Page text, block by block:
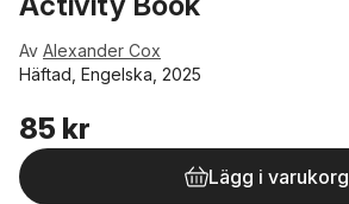
Av Alexander Cox
Häftad, Engelska, 2025
85 kr
Lägg i varukorg